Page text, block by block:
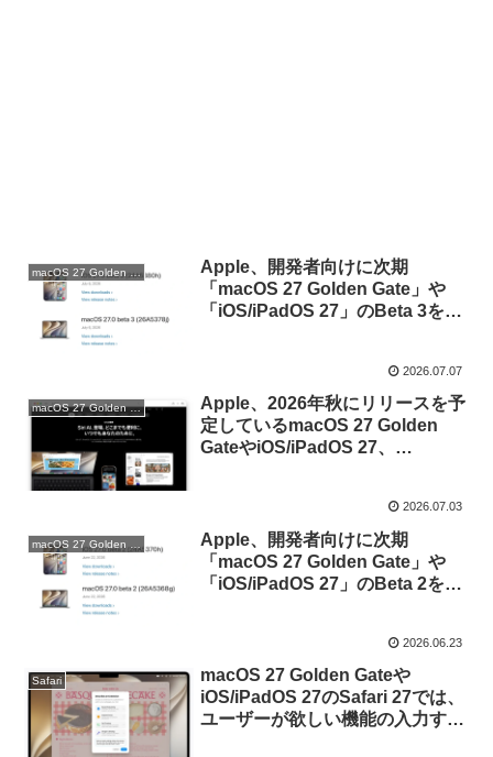
macOS 27 Golden Gate
Apple、開発者向けに次期
「macOS 27 Golden Gate」や
「iOS/iPadOS 27」のBeta 3を公
2026.07.07
macOS 27 Golden Gate
Apple、2026年秋にリリースを予
定しているmacOS 27 Golden
GateやiOS/iPadOS 27、
2026.07.03
Apple、開発者向けに次期
「macOS 27 Golden Gate」や
「iOS/iPadOS 27」のBeta 2を公
2026.06.23
Safari
macOS 27 Golden Gateや
iOS/iPadOS 27のSafari 27では、
ユーザーが欲しい機能の入力する